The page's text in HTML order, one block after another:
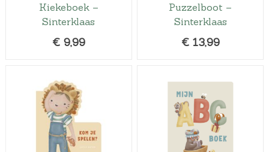
Kiekeboek –
Sinterklaas
€ 9,99
Puzzelboot –
Sinterklaas
€ 13,99